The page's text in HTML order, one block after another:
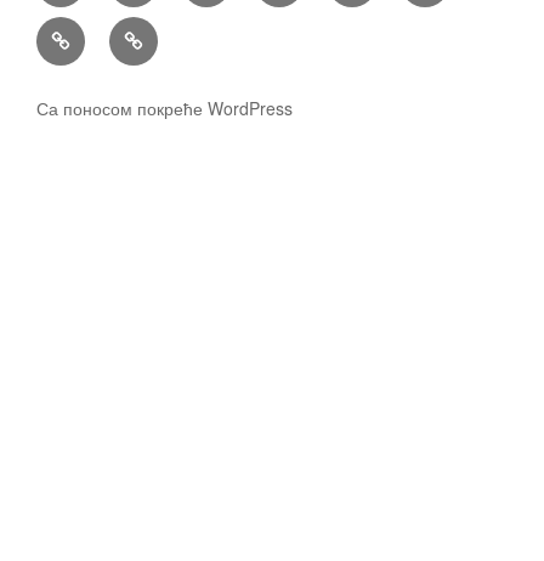
Priče
Spicy
preporuka
Са поносом покреће WordPress